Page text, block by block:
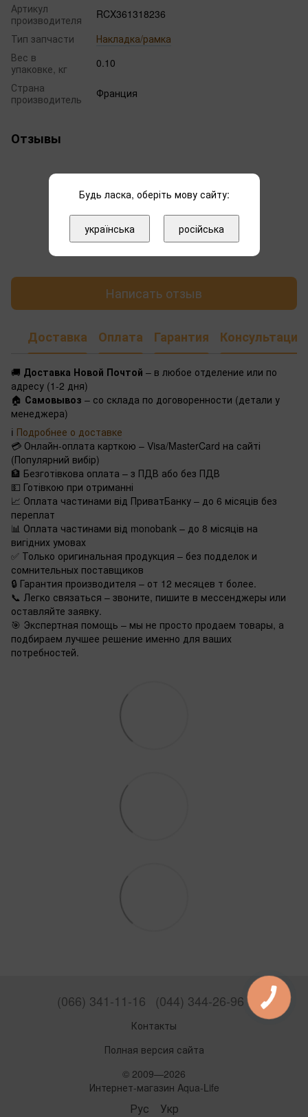
Артикул
производителя
RCX361318236
Тип запчасти
Накладка/рамка
Вес в
упаковке, кг
0.10
Страна
производитель
Франция
Отзывы
Добавьте первый отзыв
Написать отзыв
Доставка Оплата Гарантия Консультация
🚚 Доставка Новой Почтой – в любое отделение или по
адресу (1-2 дня)
🏠 Самовывоз – со склада по договоренности (детали у
менеджера)
ℹ️ Подробнее о доставке
💳 Онлайн-оплата карткою – Visa/MasterCard на сайті
(Популярний вибір)
🏦 Безготівкова оплата – з ПДВ або без ПДВ
💵 Готівкою при отриманні
📈 Оплата частинами від ПриватБанку – до 6 місяців без
переплат
📊 Оплата частинами від monobank – до 8 місяців на
вигідних умовах
✅ Только оригинальная продукция – без подделок и
сомнительных поставщиков
🔒 Гарантия производителя – от 12 месяцев т более.
📞 Легко связаться – звоните, пишите в мессенджеры или
оставляйте заявку.
🎯 Экспертная помощь – мы не просто продаем товары, а
подбираем лучшее решение именно для ваших
потребностей.
(066) 341-11-16 (044) 344-26-96
Контакты
Полная версия сайта
© 2009—2026
Интернет-магазин Aqua-Life
Рус Укр
Будь ласка, оберіть мову сайту:
українська російська